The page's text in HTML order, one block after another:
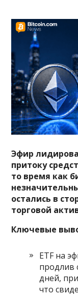
Эфир
притоку
то время как
остались в
торговой
Ключевые
ETF на
продлив
дней,
что